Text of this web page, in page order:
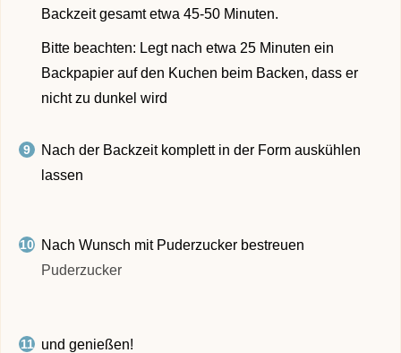
Backzeit gesamt etwa 45-50 Minuten.
Bitte beachten: Legt nach etwa 25 Minuten ein
Backpapier auf den Kuchen beim Backen, dass er
nicht zu dunkel wird
Nach der Backzeit komplett in der Form auskühlen
lassen
Nach Wunsch mit Puderzucker bestreuen
Puderzucker
und genießen!